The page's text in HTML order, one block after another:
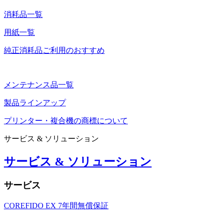
消耗品一覧
用紙一覧
純正消耗品ご利用のおすすめ
メンテナンス品一覧
製品ラインアップ
プリンター・複合機の商標について
サービス & ソリューション
サービス & ソリューション
サービス
COREFIDO EX 7年間無償保証